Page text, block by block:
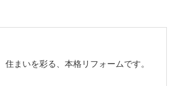
住まいを彩る、本格リフォームです。